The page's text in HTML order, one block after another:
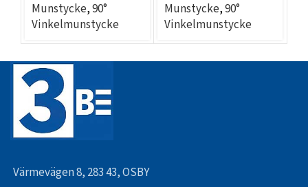
Munstycke,90°
Vinkelmunstycke
Munstycke,90°
Vinkelmunstycke
Värmevägen 8, 283 43, OSBY